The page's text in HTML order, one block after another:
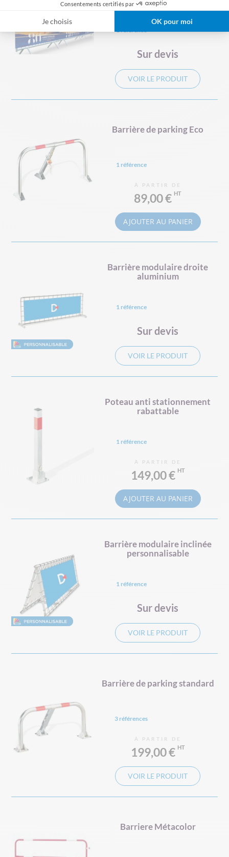
Consentements certifiés par
Je choisis OK pour moi
Perform-Air, 2500 × 80 cm
1 référence
Sur devis
VOIR LE PRODUIT
Barrière de parking Eco
1 référence
À PARTIR DE
89,00 €
AJOUTER AU PANIER
Barrière modulaire droite
aluminium
1 référence
Sur devis
VOIR LE PRODUIT
Poteau anti stationnement
rabattable
1 référence
À PARTIR DE
149,00 €
AJOUTER AU PANIER
Barrière modulaire inclinée
personnalisable
1 référence
Sur devis
VOIR LE PRODUIT
Barrière de parking standard
3 références
À PARTIR DE
199,00 €
VOIR LE PRODUIT
Barriere Métacolor